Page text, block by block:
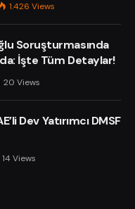
1.426 Views
Soruşturmasında
İşte Tüm Detaylar!
20 Views
Dev Yatırımcı DMSF
14 Views